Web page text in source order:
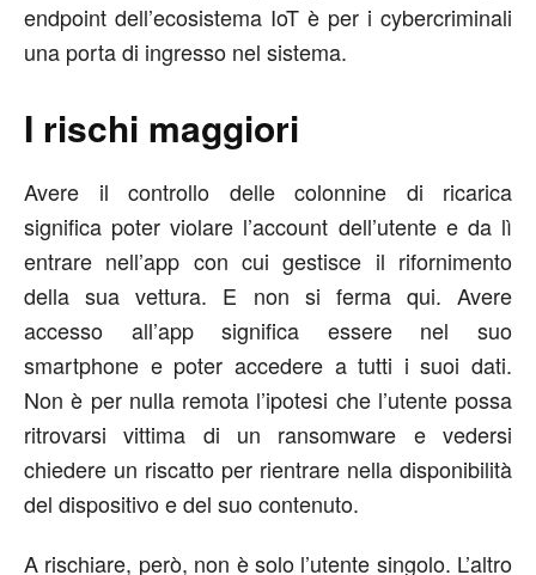
endpoint dell’ecosistema IoT è per i cybercriminali
una porta di ingresso nel sistema.
I rischi maggiori
Avere il controllo delle colonnine di ricarica
significa poter violare l’account dell’utente e da lì
entrare nell’app con cui gestisce il rifornimento
della sua vettura. E non si ferma qui. Avere
accesso all’app significa essere nel suo
smartphone e poter accedere a tutti i suoi dati.
Non è per nulla remota l’ipotesi che l’utente possa
ritrovarsi vittima di un ransomware e vedersi
chiedere un riscatto per rientrare nella disponibilità
del dispositivo e del suo contenuto.
A rischiare, però, non è solo l’utente singolo. L’altro